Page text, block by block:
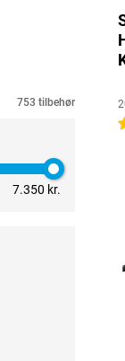
753 tilbehør
7.350 kr.